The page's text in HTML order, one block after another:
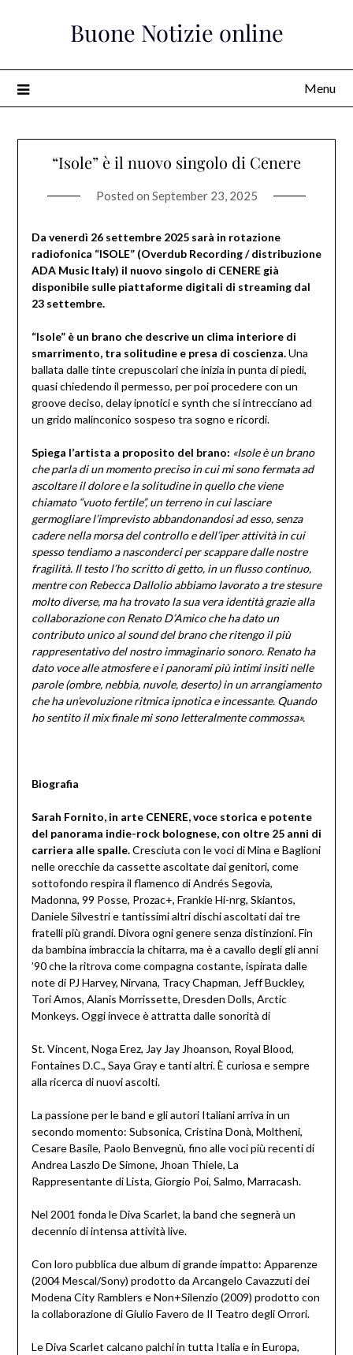
Buone Notizie online
Menu
“Isole” è il nuovo singolo di Cenere
Posted on September 23, 2025
Da venerdì 26 settembre 2025 sarà in rotazione
radiofonica “ISOLE” (Overdub Recording / distribuzione
ADA Music Italy) il nuovo singolo di CENERE già
disponibile sulle piattaforme digitali di streaming dal
23 settembre.
“Isole” è un brano che descrive un clima interiore di
smarrimento, tra solitudine e presa di coscienza.Una
ballata dalle tinte crepuscolari che inizia in punta di piedi,
quasi chiedendo il permesso, per poi procedere con un
groove deciso, delay ipnotici e synth che si intrecciano ad
un grido malinconico sospeso tra sogno e ricordi.
Spiega l’artista a proposito del brano: «Isole è un brano
che parla di un momento preciso in cui mi sono fermata ad
ascoltare il dolore e la solitudine in quello che viene
chiamato “vuoto fertile”, un terreno in cui lasciare
germogliare l’imprevisto abbandonandosi ad esso, senza
cadere nella morsa del controllo e dell’iper attività in cui
spesso tendiamo a nasconderci per scappare dalle nostre
fragilità. Il testo l’ho scritto di getto, in un flusso continuo,
mentre con Rebecca Dallolio abbiamo lavorato a tre stesure
molto diverse, ma ha trovato la sua vera identità grazie alla
collaborazione con Renato D’Amico che ha dato un
contributo unico al sound del brano che ritengo il più
rappresentativo del nostro immaginario sonoro. Renato ha
dato voce alle atmosfere e i panorami più intimi insiti nelle
parole (ombre, nebbia, nuvole, deserto) in un arrangiamento
che ha un’evoluzione ritmica ipnotica e incessante. Quando
ho sentito il mix finale mi sono letteralmente commossa».
Biografia
Sarah Fornito, in arte CENERE, voce storica e potente
del panorama indie-rock bolognese, con oltre 25 anni di
carriera alle spalle.Cresciuta con le voci di Mina e Baglioni
nelle orecchie da cassette ascoltate dai genitori, come
sottofondo respira il flamenco di Andrés Segovia,
Madonna, 99 Posse, Prozac+, Frankie Hi-nrg, Skiantos,
Daniele Silvestri e tantissimi altri dischi ascoltati dai tre
fratelli più grandi. Divora ogni genere senza distinzioni. Fin
da bambina imbraccia la chitarra, ma è a cavallo degli gli anni
’90 che la ritrova come compagna costante, ispirata dalle
note di PJ Harvey, Nirvana, Tracy Chapman, Jeff Buckley,
Tori Amos, Alanis Morrissette, Dresden Dolls, Arctic
Monkeys. Oggi invece è attratta dalle sonorità di
St. Vincent, Noga Erez, Jay Jay Jhoanson, Royal Blood,
Fontaines D.C., Saya Gray e tanti altri. È curiosa e sempre
alla ricerca di nuovi ascolti.
La passione per le band e gli autori Italiani arriva in un
secondo momento: Subsonica, Cristina Donà, Moltheni,
Cesare Basile, Paolo Benvegnù, fino alle voci più recenti di
Andrea Laszlo De Simone, Jhoan Thiele, La
Rappresentante di Lista, Giorgio Poi, Salmo, Marracash.
Nel 2001 fonda le Diva Scarlet, la band che segnerà un
decennio di intensa attività live.
Con loro pubblica due album di grande impatto: Apparenze
(2004 Mescal/Sony) prodotto da Arcangelo Cavazzuti dei
Modena City Ramblers e Non+Silenzio (2009) prodotto con
la collaborazione di Giulio Favero de Il Teatro degli Orrori.
Le Diva Scarlet calcano palchi in tutta Italia e in Europa,